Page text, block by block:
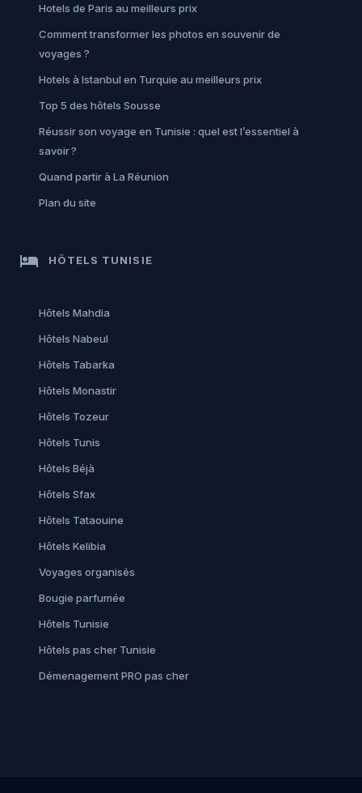
Hotels de Paris au meilleurs prix
Comment transformer les photos en souvenir de
voyages ?
Hotels à Istanbul en Turquie au meilleurs prix
Top 5 des hôtels Sousse
Réussir son voyage en Tunisie : quel est l’essentiel à
savoir ?
Quand partir à La Réunion
Plan du site
hotel HÔTELS TUNISIE
Hôtels Mahdia
Hôtels Nabeul
Hôtels Tabarka
Hôtels Monastir
Hôtels Tozeur
Hôtels Tunis
Hôtels Béjà
Hôtels Sfax
Hôtels Tataouine
Hôtels Kelibia
Voyages organisés
Bougie parfumée
Hôtels Tunisie
Hôtels pas cher Tunisie
Démenagement PRO pas cher